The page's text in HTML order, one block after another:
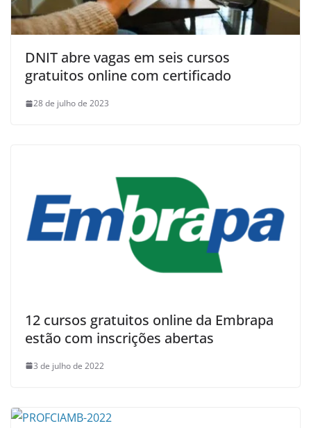
DNIT abre vagas em seis cursos
gratuitos online com certificado
28 de julho de 2023
12 cursos gratuitos online da Embrapa
estão com inscrições abertas
3 de julho de 2022